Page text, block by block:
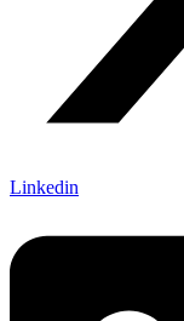
Linkedin